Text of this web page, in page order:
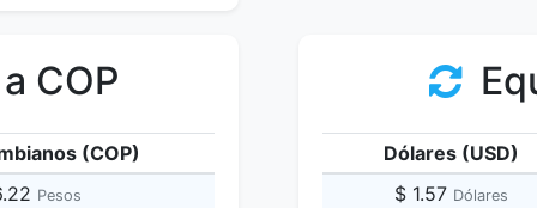
COP
(COP)
Pesos
Dólares (USD)
$ 1.57 Dólares